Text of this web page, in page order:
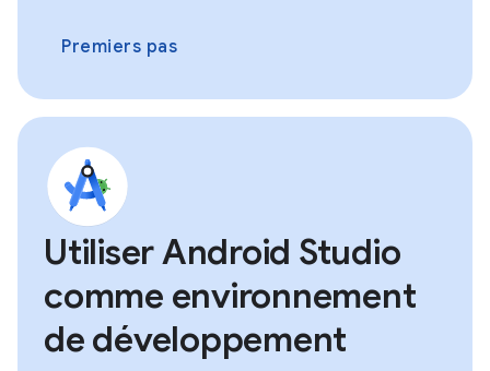
Premiers pas
Utiliser Android Studio
comme environnement
de développement